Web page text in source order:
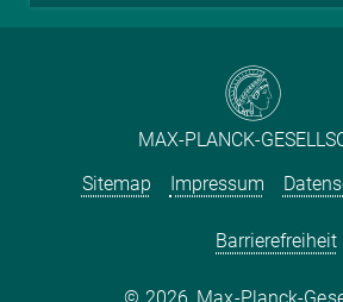
MAX-PLANCK-
Sitemap
Impressum
Barrierefreiheit
2026, Max-Planck-